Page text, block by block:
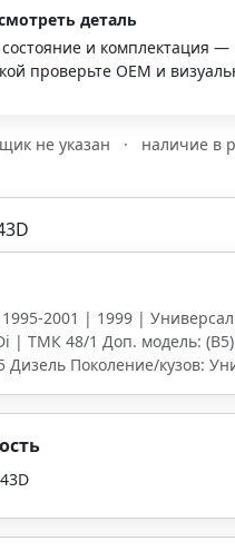
деталь
и комплектация
проверьте OEM и
не указан ·
наличие в
2001 | 1999 |
| ТМК 48/1 Доп. модель: (B5)
Дизель Поколение/кузов: